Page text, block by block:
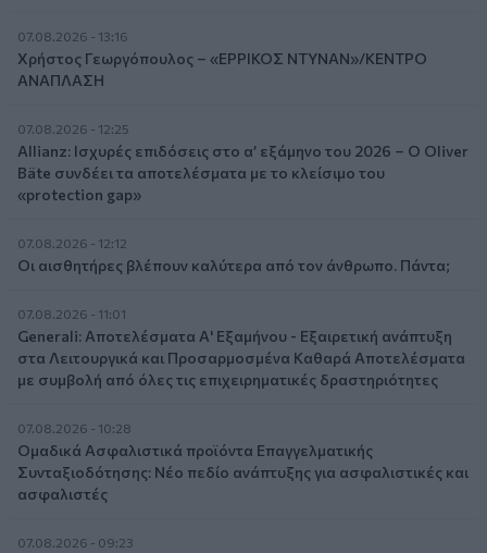
07.08.2026 - 13:16
Χρήστος Γεωργόπουλος – «ΕΡΡΙΚΟΣ ΝΤΥΝΑΝ»/ΚΕΝΤΡΟ
ΑΝΑΠΛΑΣΗ
07.08.2026 - 12:25
Allianz: Ισχυρές επιδόσεις στο α’ εξάμηνο του 2026 – Ο Oliver
Bäte συνδέει τα αποτελέσματα με το κλείσιμο του
«protection gap»
07.08.2026 - 12:12
Οι αισθητήρες βλέπουν καλύτερα από τον άνθρωπο. Πάντα;
07.08.2026 - 11:01
Generali: Αποτελέσματα Α' Εξαμήνου - Εξαιρετική ανάπτυξη
στα Λειτουργικά και Προσαρμοσμένα Καθαρά Αποτελέσματα
με συμβολή από όλες τις επιχειρηματικές δραστηριότητες
07.08.2026 - 10:28
Ομαδικά Ασφαλιστικά προϊόντα Επαγγελματικής
Συνταξιοδότησης: Νέο πεδίο ανάπτυξης για ασφαλιστικές και
ασφαλιστές
07.08.2026 - 09:23